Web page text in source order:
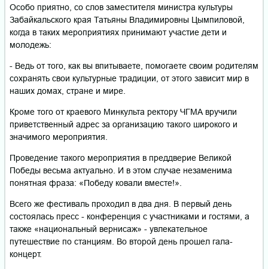
Особо приятно, со слов заместителя министра культуры
Забайкальского края Татьяны Владимировны Цымпиловой,
когда в таких мероприятиях принимают участие дети и
молодежь:
- Ведь от того, как вы впитываете, помогаете своим родителям
сохранять свои культурные традиции, от этого зависит мир в
наших домах, стране и мире.
Кроме того от краевого Минкульта ректору ЧГМА вручили
приветственный адрес за организацию такого широкого и
значимого мероприятия.
Проведение такого мероприятия в преддверие Великой
Победы весьма актуально. И в этом случае незаменима
понятная фраза: «Победу ковали вместе!».
Всего же фестиваль проходил в два дня. В первый день
состоялась пресс - конференция с участниками и гостями, а
также «национальный вернисаж» - увлекательное
путешествие по станциям. Во второй день прошел гала-
концерт.